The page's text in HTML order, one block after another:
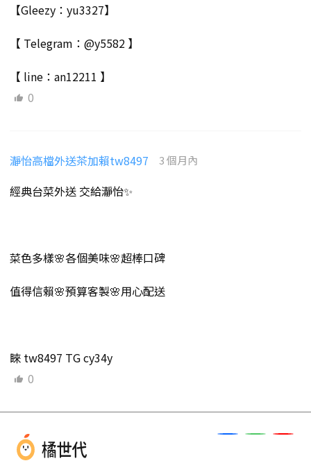
【Gleezy：yu3327】
【 Telegram：@y5582 】
【 line：an12211 】
0
瀞怡高檔外送茶加賴tw8497 3 個月內
經典台菜外送 交給瀞怡✨
菜色多樣🌸各個美味🌸超棒口碑
值得信賴🌸預算客製🌸用心配送
睞 tw8497 TG cy34y
0